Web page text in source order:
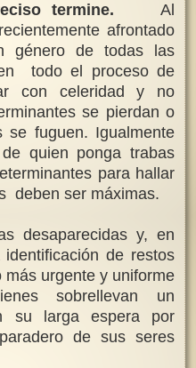
termine.
Al
recientemente afrontado
género de todas las
todo el proceso de
con celeridad y no
se pierdan o
se fuguen. Igualmente
quien ponga trabas
para hallar
deben ser máximas.
desaparecidas y, en
de restos
urgente y uniforme
sobrellevan un
su larga espera por
de sus seres